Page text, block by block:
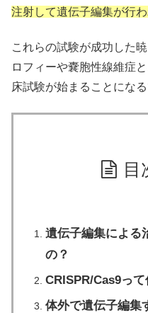
注射して遺伝子編集が行
これらの試験が成功した
ロフィーや嚢胞性線維症
床試験が始まることになる
目
遺伝子編集による
の？
CRISPR/Cas9って
体外で遺伝子編集